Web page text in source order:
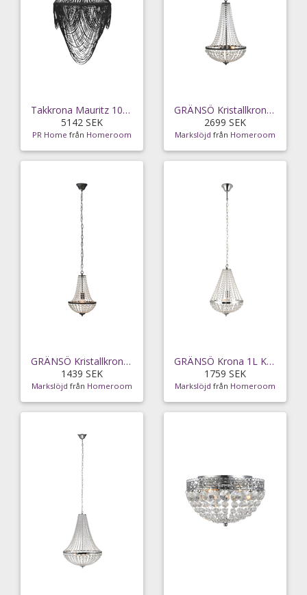
Takkrona Mauritz 100 cm
5142 SEK
PR Home från Homeroom
GRÄNSÖ Kristallkrona Svart/MC
2699 SEK
Markslöjd från Homeroom
GRÄNSÖ Kristallkrona Svart/MC
1439 SEK
Markslöjd från Homeroom
GRÄNSÖ Krona 1L Krom/MC
1759 SEK
Markslöjd från Homeroom